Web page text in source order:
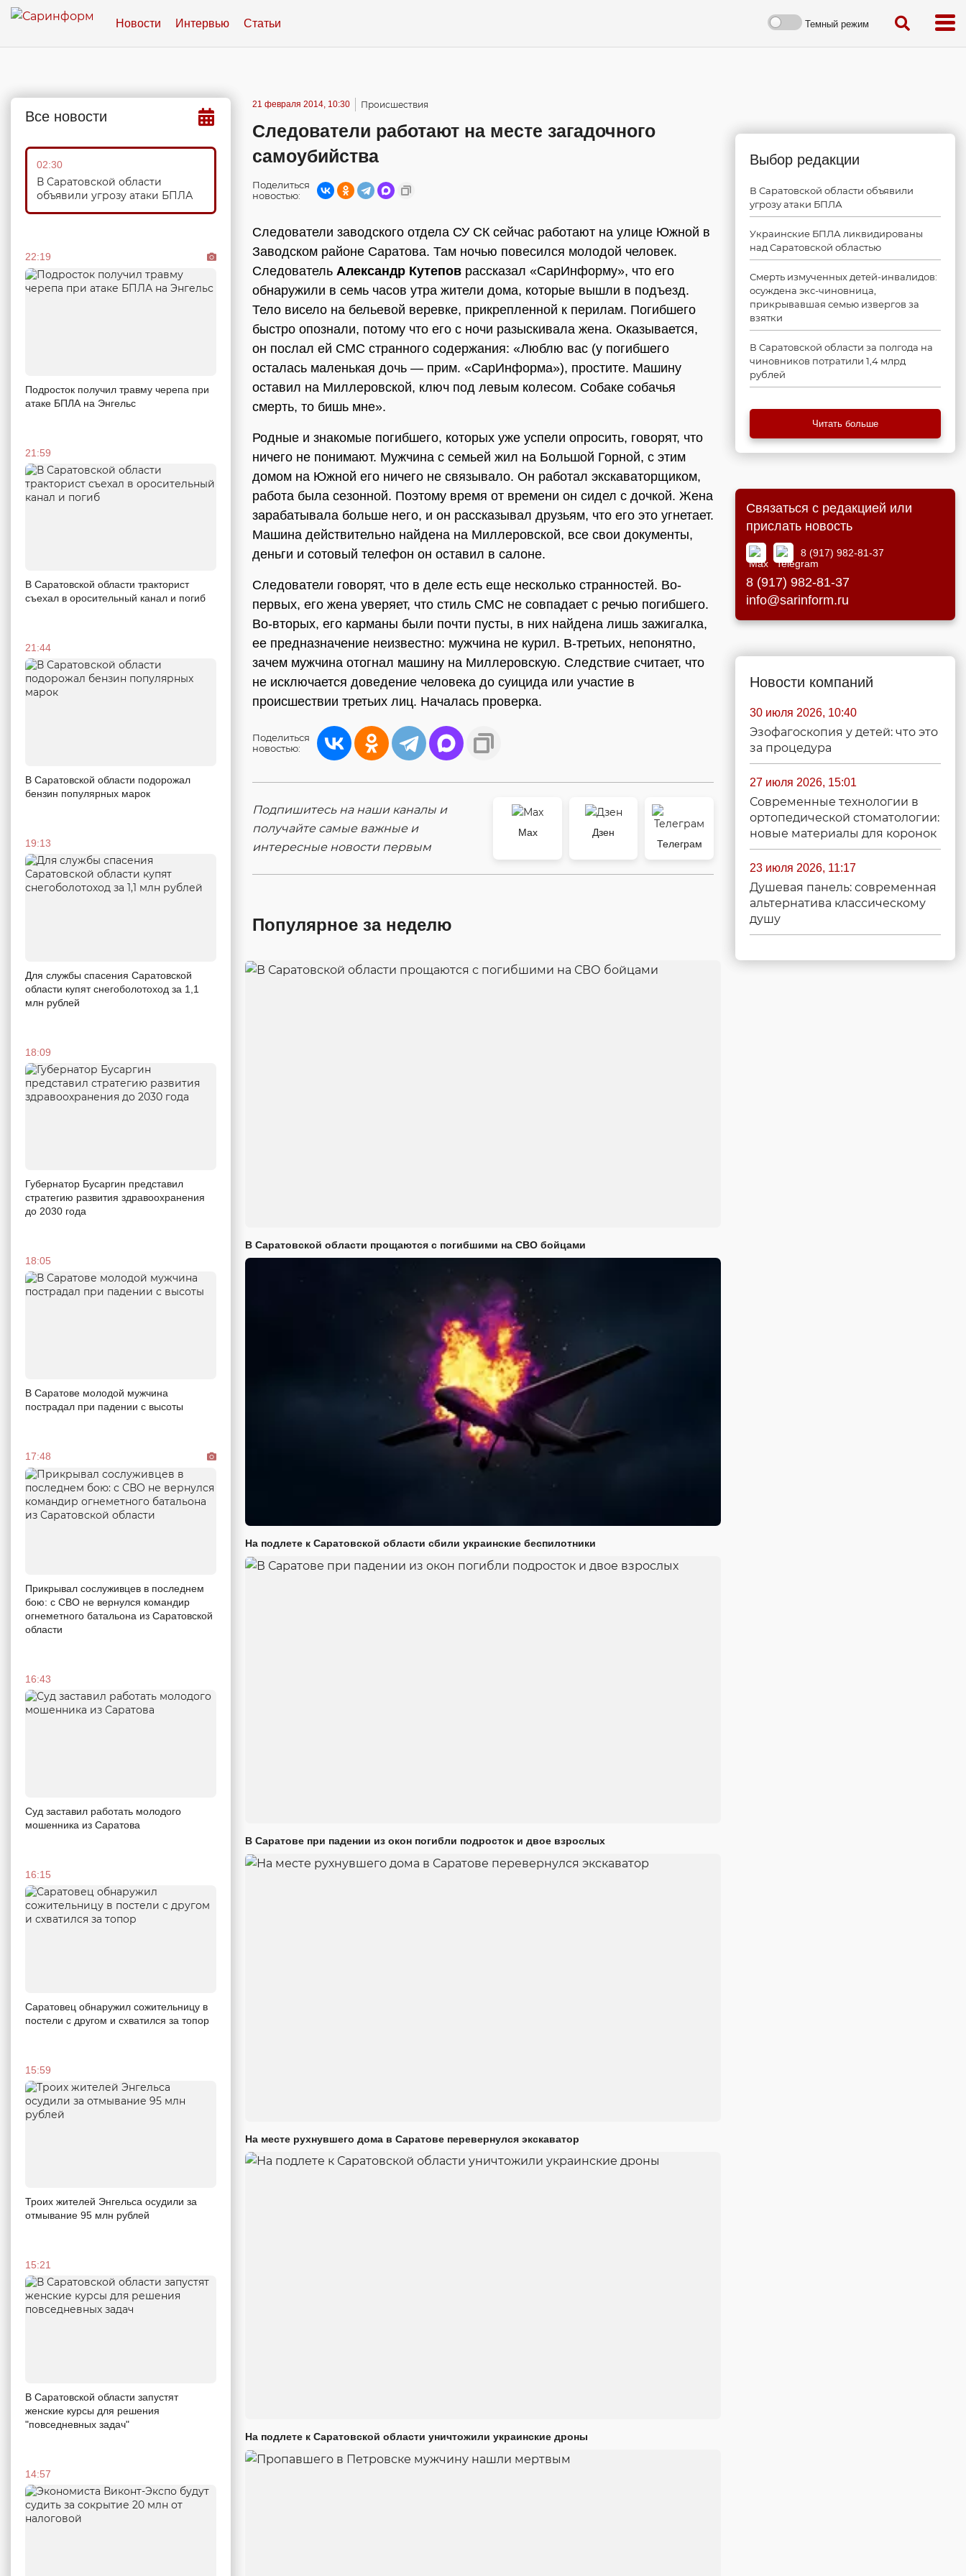
Новости Интервью Статьи Темный режим
Все новости
02:30
В Саратовской области
объявили угрозу атаки БПЛА
22:19
Подросток получил травму черепа при
атаке БПЛА на Энгельс
21:59
В Саратовской области тракторист
съехал в оросительный канал и погиб
21:44
В Саратовской области подорожал
бензин популярных марок
19:13
Для службы спасения Саратовской
области купят снегоболотоход за 1,1
млн рублей
18:09
Губернатор Бусаргин представил
стратегию развития здравоохранения
до 2030 года
18:05
В Саратове молодой мужчина
пострадал при падении с высоты
17:48
Прикрывал сослуживцев в последнем
бою: с СВО не вернулся командир
огнеметного батальона из Саратовской
области
16:43
Суд заставил работать молодого
мошенника из Саратова
16:15
Саратовец обнаружил сожительницу в
постели с другом и схватился за топор
15:59
Троих жителей Энгельса осудили за
отмывание 95 млн рублей
15:21
В Саратовской области запустят
женские курсы для решения
"повседневных задач"
14:57
21 февраля 2014, 10:30 Происшествия
Следователи работают на месте загадочного
самоубийства
Поделиться
новостью:
Следователи заводского отдела СУ СК сейчас работают на улице Южной в
Заводском районе Саратова. Там ночью повесился молодой человек.
Следователь Александр Кутепов рассказал «СарИнформу», что его
обнаружили в семь часов утра жители дома, которые вышли в подъезд.
Тело висело на бельевой веревке, прикрепленной к перилам. Погибшего
быстро опознали, потому что его с ночи разыскивала жена. Оказывается,
он послал ей СМС странного содержания: «Люблю вас (у погибшего
осталась маленькая дочь — прим. «СарИнформа»), простите. Машину
оставил на Миллеровской, ключ под левым колесом. Собаке собачья
смерть, то бишь мне».
Родные и знакомые погибшего, которых уже успели опросить, говорят, что
ничего не понимают. Мужчина с семьей жил на Большой Горной, с этим
домом на Южной его ничего не связывало. Он работал экскаваторщиком,
работа была сезонной. Поэтому время от времени он сидел с дочкой. Жена
зарабатывала больше него, и он рассказывал друзьям, что его это угнетает.
Машина действительно найдена на Миллеровской, все свои документы,
деньги и сотовый телефон он оставил в салоне.
Следователи говорят, что в деле есть еще несколько странностей. Во-
первых, его жена уверяет, что стиль СМС не совпадает с речью погибшего.
Во-вторых, его карманы были почти пусты, в них найдена лишь зажигалка,
ее предназначение неизвестно: мужчина не курил. В-третьих, непонятно,
зачем мужчина отогнал машину на Миллеровскую. Следствие считает, что
не исключается доведение человека до суицида или участие в
происшествии третьих лиц. Началась проверка.
Поделиться
новостью:
Подпишитесь на наши каналы и
получайте самые важные и
интересные новости первым
Max
Дзен
Телеграм
Популярное за неделю
В Саратовской области прощаются с погибшими на СВО бойцами
На подлете к Саратовской области сбили украинские беспилотники
В Саратове при падении из окон погибли подросток и двое взрослых
На месте рухнувшего дома в Саратове перевернулся экскаватор
На подлете к Саратовской области уничтожили украинские дроны
Выбор редакции
В Саратовской области объявили
угрозу атаки БПЛА
Украинские БПЛА ликвидированы
над Саратовской областью
Смерть измученных детей-инвалидов:
осуждена экс-чиновница,
прикрывавшая семью извергов за
взятки
В Саратовской области за полгода на
чиновников потратили 1,4 млрд
рублей
Читать больше
Связаться с редакцией или
прислать новость
8 (917) 982-81-37
8 (917) 982-81-37
info@sarinform.ru
Новости компаний
30 июля 2026, 10:40
Эзофагоскопия у детей: что это
за процедура
27 июля 2026, 15:01
Современные технологии в
ортопедической стоматологии:
новые материалы для коронок
23 июля 2026, 11:17
Душевая панель: современная
альтернатива классическому
душу